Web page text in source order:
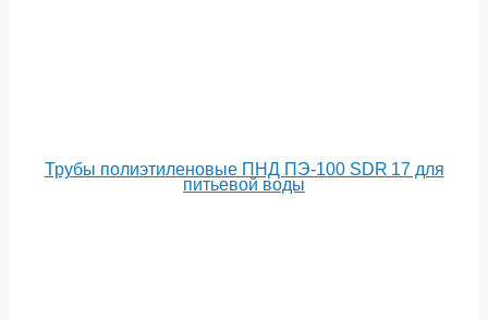
Трубы полиэтиленовые ПНД ПЭ-100 SDR 17 для
питьевой воды